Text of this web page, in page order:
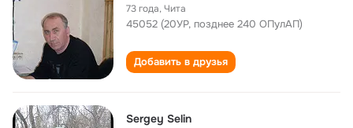
73 года,Чита
45052 (20УР, позднее 240 ОПулАП)
Добавить в друзья
Sergey Selin